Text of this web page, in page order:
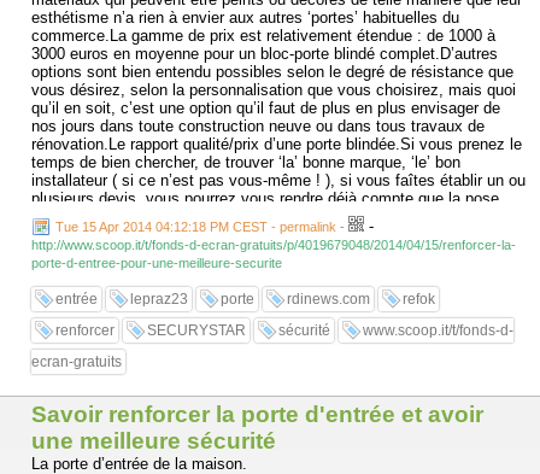
esthétisme n’a rien à envier aux autres ‘portes’ habituelles du
commerce.La gamme de prix est relativement étendue : de 1000 à
3000 euros en moyenne pour un bloc-porte blindé complet.D’autres
options sont bien entendu possibles selon le degré de résistance que
vous désirez, selon la personnalisation que vous choisirez, mais quoi
qu’il en soit, c’est une option qu’il faut de plus en plus envisager de
nos jours dans toute construction neuve ou dans tous travaux de
rénovation.Le rapport qualité/prix d’une porte blindée.Si vous prenez le
temps de bien chercher, de trouver ‘la’ bonne marque, ‘le’ bon
installateur ( si ce n’est pas vous-même ! ), si vous faîtes établir un ou
plusieurs devis, vous pourrez vous rendre déjà compte que la pose
d’un ‘ bloc-porte’ blindé ne revient pas véritablement plus cher qu’une
porte ‘normale’ vendue couramment dans le commerce.
See it on Scoop.it, via fonds d'écran gratuits
...
Tue 15 Apr 2014 04:12:18 PM CEST - permalink - -
http://www.scoop.it/t/fonds-d-ecran-gratuits/p/4019679048/2014/04/15/renforcer-la-
porte-d-entree-pour-une-meilleure-securite
entrée lepraz23 porte rdinews.com
refok
renforcer
SECURYSTAR sécurité
www.scoop.it/t/fonds-d-
ecran-gratuits
Savoir renforcer la porte d'entrée et avoir
une meilleure sécurité
La porte d’entrée de la maison.